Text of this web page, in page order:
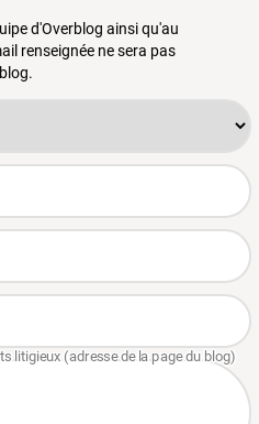
d'Overblog ainsi qu'au
renseignée ne sera pas